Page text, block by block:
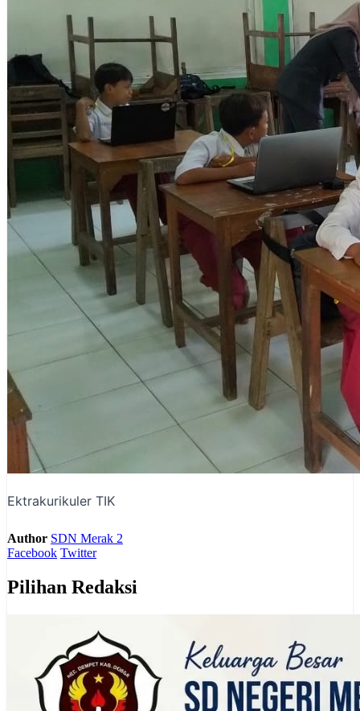
Ektrakurikuler TIK
Author SDN Merak 2
Facebook Twitter
Pilihan Redaksi